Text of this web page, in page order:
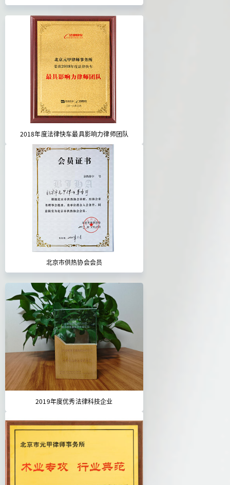
2018年度法律快车最具影响力律师团队
北京市供热协会会员
2019年度优秀法律科技企业